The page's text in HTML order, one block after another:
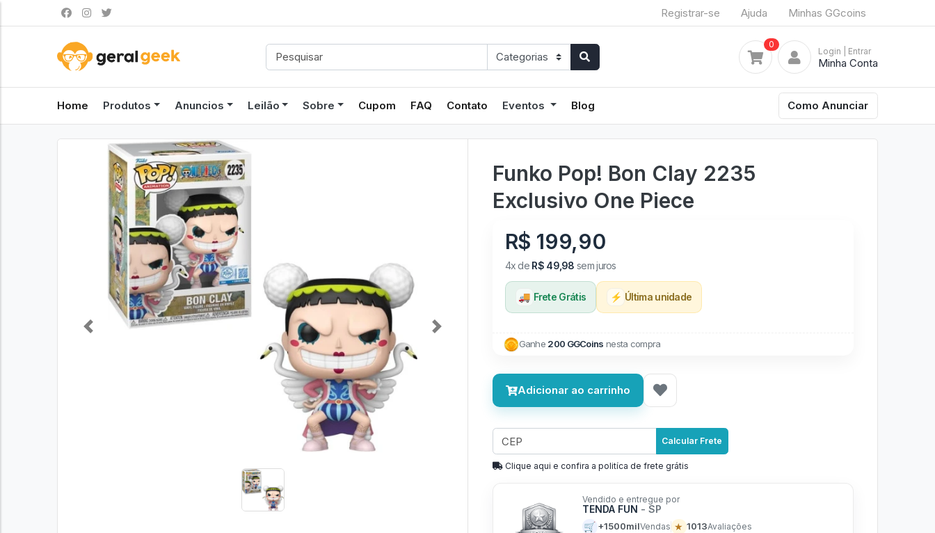
Registrar-se Ajuda Minhas GGcoins
0
Login | Entrar
Minha Conta
Home Produtos Anuncios Leilão Sobre Cupom FAQ Contato Eventos Blog Como Anunciar
Previous Next
Funko Pop! Bon Clay 2235
Exclusivo One Piece
R$ 199,90
4x de R$ 49,98 sem juros
🚚 Frete Grátis ⚡ Última unidade
Ganhe 200 GGCoins nesta compra
Adicionar ao carrinho
Calcular Frete
Clique aqui e confira a politíca de frete grátis
Vendido e entregue por
TENDA FUN - SP
🛒 +1500milVendas ★ 1013Avaliações